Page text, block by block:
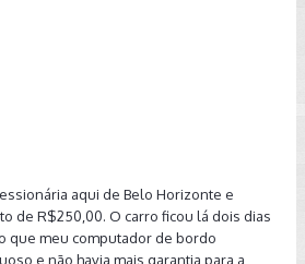
aqui de Belo Horizonte e
de R$250,00. O carro ficou lá dois dias
que meu computador de bordo
e não havia mais garantia para a